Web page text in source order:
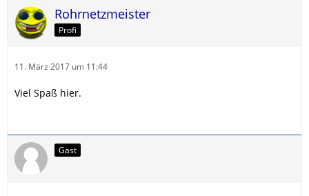
Rohrnetzmeister
Profi
11. März 2017 um 11:44
Viel Spaß hier.
Gast